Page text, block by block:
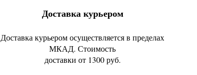
Доставка курьером
Доставка курьером осуществляется в пределах
МКАД. Стоимость
доставки от 1300 руб.